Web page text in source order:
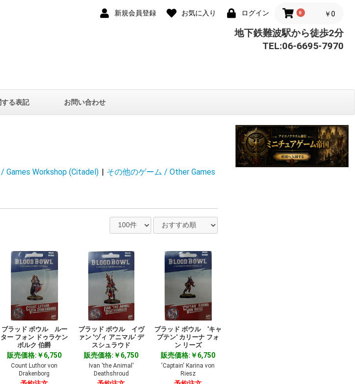
新規会員登録 お気に入り ログイン 0 ￥0
地下鉄難波駅から徒歩2分
TEL:06-6695-7970
る表記 お問い合わせ
Games Workshop (Citadel) | その他のゲーム / Other Games
ブラッド ボウル ルー
ター フォン ドゥラケン
ボルク 伯爵
販売価格:￥6,750
Count Luthor von
Drakenborg
ブラッド ボウル イヴ
ァン 'ヅィ アニマル' デ
スシュラウド
販売価格:￥6,750
Ivan 'the Animal'
Deathshroud
ブラッド ボウル 'キャ
プテン' カリーナ フォ
ン リーズ
販売価格:￥6,750
'Captain' Karina von
Riesz